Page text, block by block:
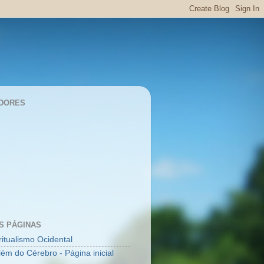
PÁGINAS
Ocidental
do Cérebro - Página inicial